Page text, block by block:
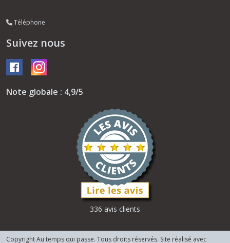
Téléphone
Suivez nous
Note globale : 4,9/5
336 avis clients
Copyright Au temps qui passe. Tous droits réservés. Site réalisé avec